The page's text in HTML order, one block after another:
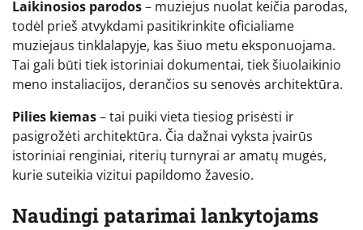
Laikinosios parodos– muziejus nuolat keičia parodas,
todėl prieš atvykdami pasitikrinkite oficialiame
muziejaus tinklalapyje, kas šiuo metu eksponuojama.
Tai gali būti tiek istoriniai dokumentai, tiek šiuolaikinio
meno instaliacijos, derančios su senovės architektūra.
Pilies kiemas– tai puiki vieta tiesiog prisėsti ir
pasigrožėti architektūra. Čia dažnai vyksta įvairūs
istoriniai renginiai, riterių turnyrai ar amatų mugės,
kurie suteikia vizitui papildomo žavesio.
Naudingi patarimai lankytojams